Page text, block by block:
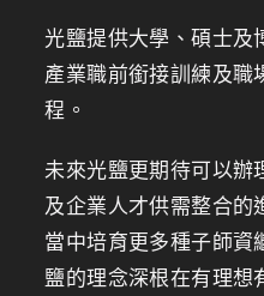
光鹽提供大學、碩士及
產業職前銜接訓練及職
程。
未來光鹽更期待可以辦
及企業人才供需整合的
當中培育更多種子師資
鹽的理念深根在有理想